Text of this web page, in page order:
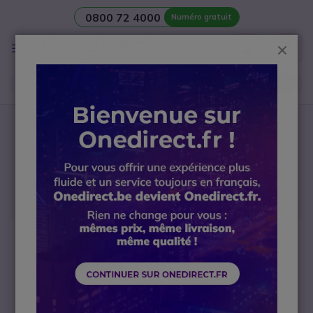
0800 72 4000 Numéro gratuit
Besoin d’unesalle de réunion ? Contactez notre
avant-vente Visio
Talkies Walkies
Accessoires
Oreillettes talkies walkies
Kit contour d'oreille Motorola CLP
Passer à la fin de la galerie d’images